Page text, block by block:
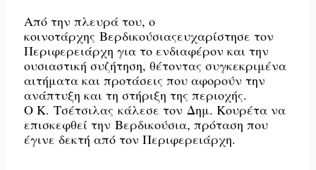
Από την πλευρά του, ο
κοινοτάρχης Βερδικούσιαςευχαρίστησε τον
Περιφερειάρχη για το ενδιαφέρον και την
ουσιαστική συζήτηση, θέτοντας συγκεκριμένα
αιτήματα και προτάσεις που αφορούν την
ανάπτυξη και τη στήριξη της περιοχής.
Ο Κ. Τσέτσιλας κάλεσε τον Δημ. Κουρέτα να
επισκεφθεί την Βερδικούσια, πρόταση που
έγινε δεκτή από τον Περιφερειάρχη.